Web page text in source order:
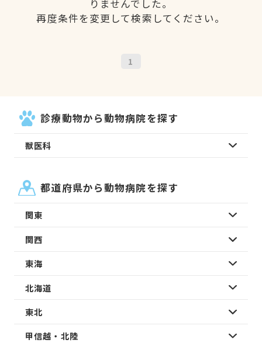
りませんでした。
再度条件を変更して検索してください。
1
診療動物から動物病院を探す
獣医科
都道府県から動物病院を探す
関東
関西
東海
北海道
東北
甲信越・北陸